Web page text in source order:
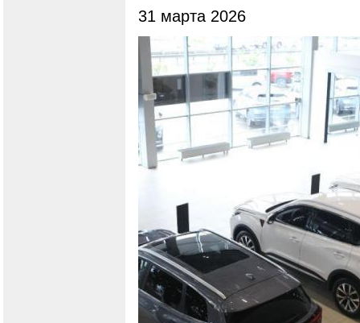
31 марта 2026